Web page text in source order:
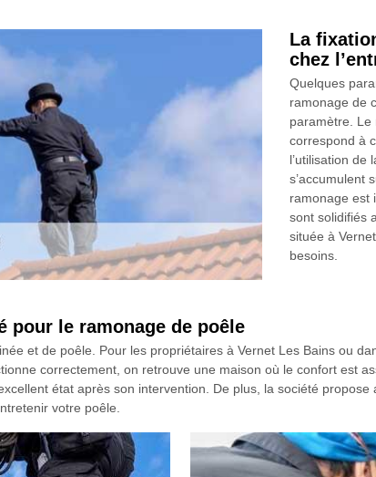
La
chez
Quelques
ramonage de
paramètre. Le
correspond à
l’utilisation de
s’accumulent
ramonage est
sont solidifiés
située à
besoins.
pour le ramonage de poêle
et de poêle. Pour les propriétaires à Vernet Les Bains ou
correctement, on retrouve une maison où le confort est
état après son intervention. De plus, la société
votre poêle.